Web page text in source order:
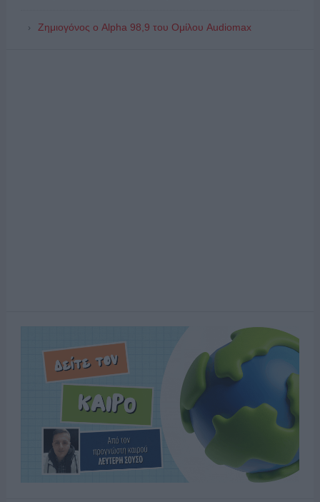
Ζημιογόνος ο Alpha 98,9 του Ομίλου Audiomax